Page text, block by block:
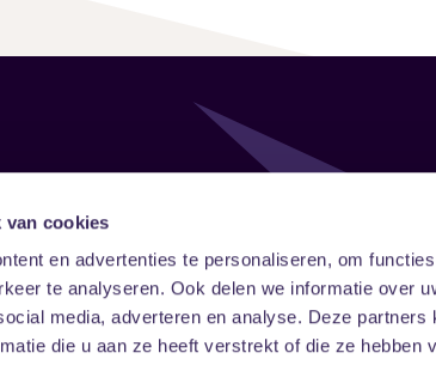
van cookies
en advertenties te personaliseren, om
te analyseren. Ook delen we informatie over
media, adverteren en analyse. Deze partners
die u aan ze heeft verstrekt of die ze hebben
Follow
FacebookInstagramLinkedIn